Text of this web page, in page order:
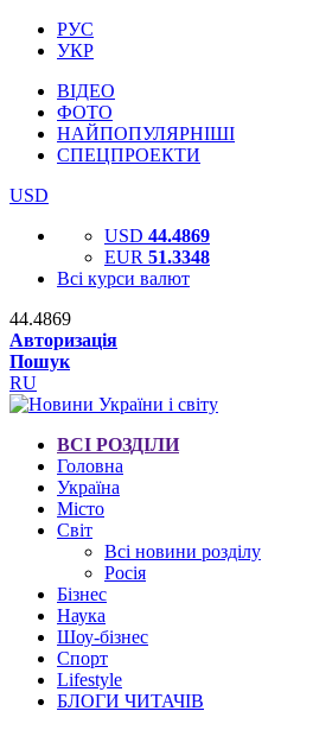
РУС
УКР
ВІДЕО
ФОТО
НАЙПОПУЛЯРНІШІ
СПЕЦПРОЕКТИ
USD
USD 44.4869
EUR 51.3348
Всі курси валют
44.4869
Авторизація
Пошук
RU
ВСІ РОЗДІЛИ
Головна
Україна
Місто
Світ
Всі новини розділу
Росія
Бізнес
Наука
Шоу-бізнес
Спорт
Lifestyle
БЛОГИ ЧИТАЧІВ